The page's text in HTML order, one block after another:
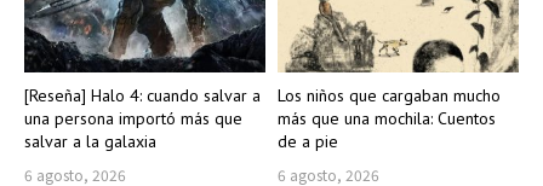
[Reseña] Halo 4: cuando salvar a
una persona importó más que
salvar a la galaxia
6 agosto, 2026
Los niños que cargaban mucho
más que una mochila: Cuentos
de a pie
6 agosto, 2026